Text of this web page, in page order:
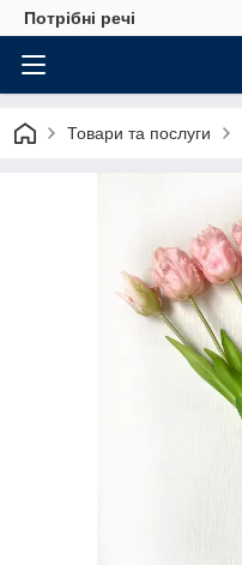
Потрібні речі
Товари та послуги